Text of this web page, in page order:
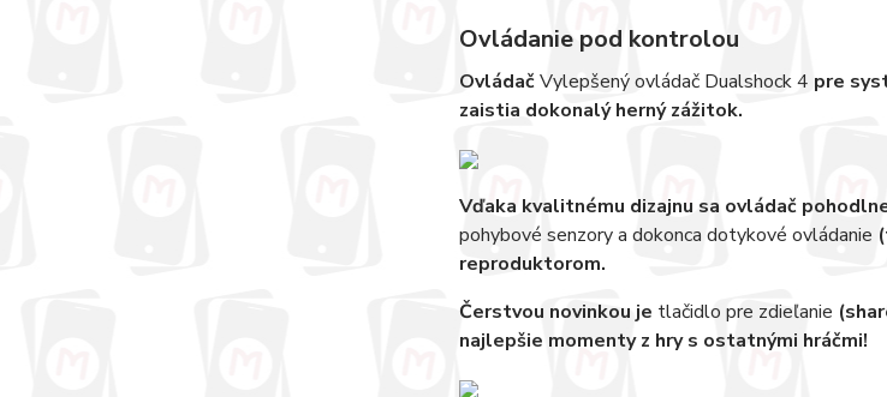
Ovládanie pod kontrolou
OvládačVylepšený ovládač Dualshock 4 pre
zaistia dokonalý herný zážitok.
Vďaka kvalitnému dizajnu sa ovládač
pohybové senzory a dokonca dotykové ovládanie
reproduktorom.
Čerstvou novinkou je tlačidlo pre zdieľanie
najlepšie momenty z hry s ostatnými hráčmi!